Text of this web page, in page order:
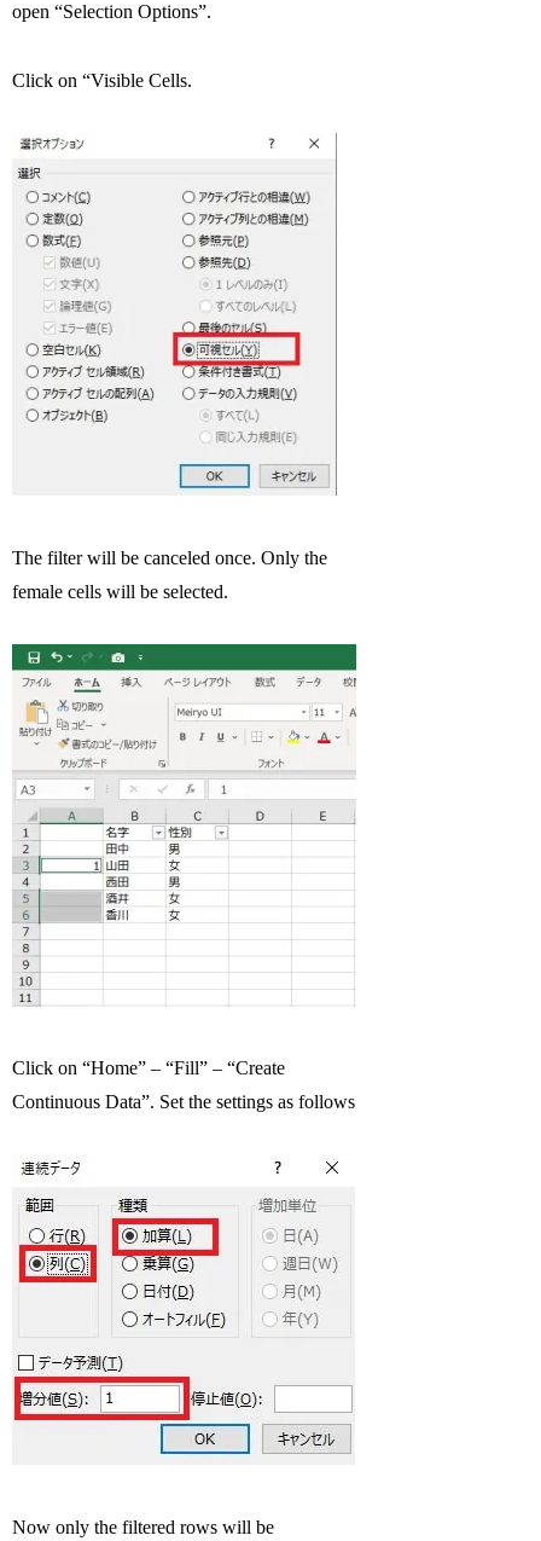
open “Selection Options”.
Click on “Visible Cells.
The filter will be canceled once. Only the
female cells will be selected.
Click on “Home” – “Fill” – “Create
Continuous Data”. Set the settings as follows
Now only the filtered rows will be